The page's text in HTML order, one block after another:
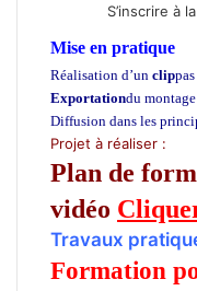
S’inscrire à
Mise en pratique
Réalisation d’un clip
Exportationdu
Diffusion dans les
Projet à réaliser :
Plan de
vidéo
Travaux
Formation